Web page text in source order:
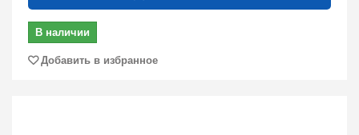
В наличии
Добавить в избранное